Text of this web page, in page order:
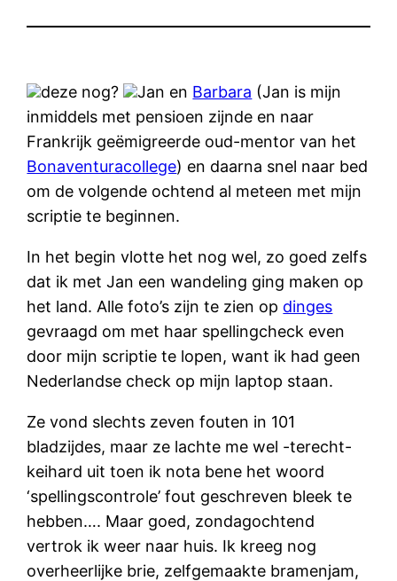
deze nog? Jan en Barbara (Jan is mijn
inmiddels met pensioen zijnde en naar
Frankrijk geëmigreerde oud-mentor van het
Bonaventuracollege) en daarna snel naar bed
om de volgende ochtend al meteen met mijn
scriptie te beginnen.
In het begin vlotte het nog wel, zo goed zelfs
dat ik met Jan een wandeling ging maken op
het land. Alle foto’s zijn te zien op dinges
gevraagd om met haar spellingcheck even
door mijn scriptie te lopen, want ik had geen
Nederlandse check op mijn laptop staan.
Ze vond slechts zeven fouten in 101
bladzijdes, maar ze lachte me wel -terecht-
keihard uit toen ik nota bene het woord
‘spellingscontrole’ fout geschreven bleek te
hebben…. Maar goed, zondagochtend
vertrok ik weer naar huis. Ik kreeg nog
overheerlijke brie, zelfgemaakte bramenjam,